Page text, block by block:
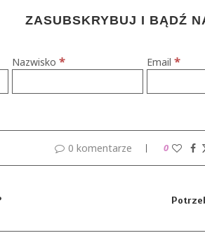
ZASUBSKRYBUJ I BĄDŹ
Nazwisko* Email*
0 komentarze 0